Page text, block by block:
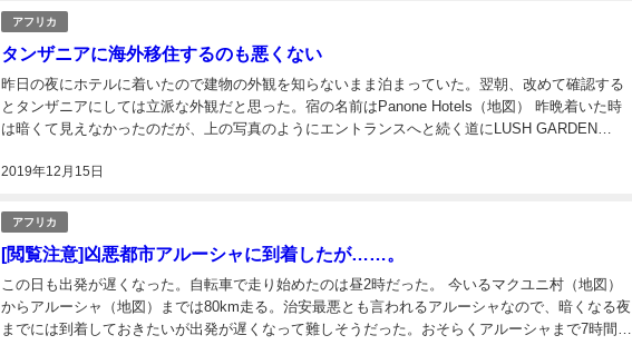
アフリカ
タンザニアに海外移住するのも悪くない
2019年12月15日
昨日の夜にホテルに着いたので建物の外観を知らないまま泊まっていた。翌朝、改めて確認する
とタンザニアにしては立派な外観だと思った。宿の名前はPanone Hotels（地図） 昨晩着いた時
は暗くて見えなかったのだが、上の写真のようにエントランスへと続く道にLUSH GARDEN
アフリカ
[閲覧注意]凶悪都市アルーシャに到着したが……。
この日も出発が遅くなった。自転車で走り始めたのは昼2時だった。 今いるマクユニ村（地図）
からアルーシャ（地図）までは80km走る。治安最悪とも言われるアルーシャなので、暗くなる夜
までには到着しておきたいが出発が遅くなって難しそうだった。おそらくアルーシャまで7時間ほ